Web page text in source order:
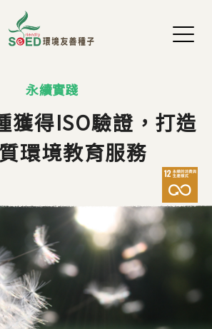
Jump to Navigation
Jump to Main content
永續實踐
獲得ISO驗證，打造
環境教育服務